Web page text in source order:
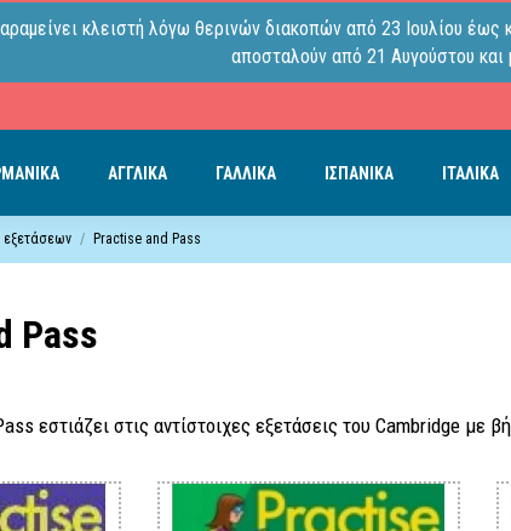
κλειστή λόγω θερινών διακοπών από 23 Ιουλίου
αποσταλούν από 21 Αυγούστου και
ΑΓΓΛΙΚΑ ΓΑΛΛΙΚΑ ΙΣΠΑΝΙΚΑ ΙΤΑΛΙΚΑ
εξετάσεων Practise and Pass
Pass
εστιάζει στις αντίστοιχες εξετάσεις του Cambridge